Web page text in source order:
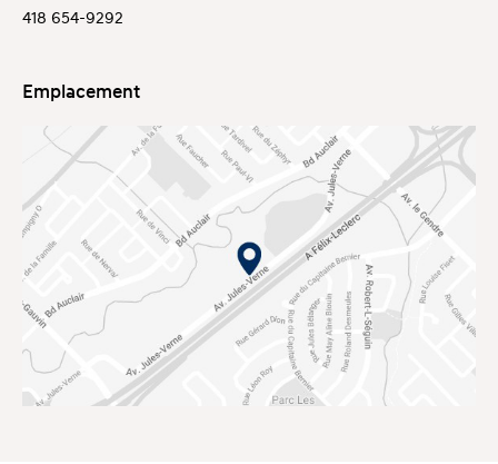
418 654-9292
Emplacement